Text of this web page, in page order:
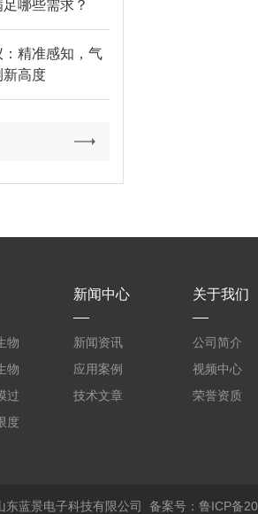
哪些需求？
精准感知，气
新高度
物
物
过
度
新闻中心
新闻资讯
应用案例
技术文章
关于我们
公司简介
视频中心
荣誉资质
东蓝景电子科技有限公司 备案号：鲁ICP备